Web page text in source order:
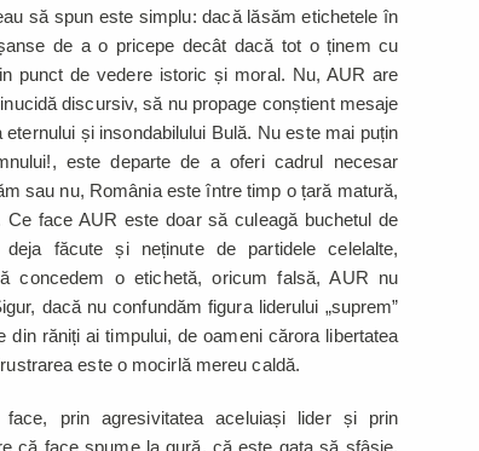
să spun este simplu: dacă lăsăm etichetele în
de a o pricepe decât dacă tot o ținem cu
punct de vedere istoric și moral. Nu, AUR are
discursiv, să nu propage conștient mesaje
și insondabilului Bulă. Nu este mai puțin
este departe de a oferi cadrul necesar
sau nu, România este între timp o țară matură,
face AUR este doar să culeagă buchetul de
făcute și neținute de partidele celelalte,
concedem o etichetă, oricum falsă, AUR nu
dacă nu confundăm figura liderului „suprem”
răniți ai timpului, de oameni cărora libertatea
este o mocirlă mereu caldă.
prin agresivitatea aceluiași lider și prin
că face spume la gură, că este gata să sfâșie.